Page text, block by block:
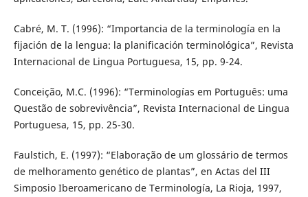
Cabré, M. T. (1996): “Importancia de la terminología en la
fijación de la lengua: la planificación terminológica”, Revista
Internacional de Lingua Portuguesa, 15, pp. 9-24.
Conceição, M.C. (1996): “Terminologías em Português: uma
Questão de sobrevivência”, Revista Internacional de Lingua
Portuguesa, 15, pp. 25-30.
Faulstich, E. (1997): “Elaboração de um glossário de termos
de melhoramento genético de plantas”, en Actas del III
Simposio Iberoamericano de Terminología, La Rioja, 1997,